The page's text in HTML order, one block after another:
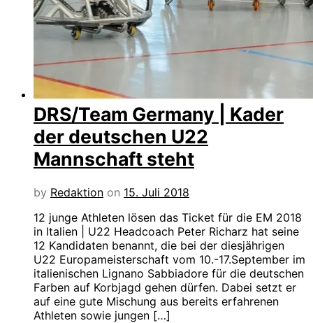
DRS/Team Germany | Kader
der deutschen U22
Mannschaft steht
by Redaktion on 15. Juli 2018
12 junge Athleten lösen das Ticket für die EM 2018
in Italien | U22 Headcoach Peter Richarz hat seine
12 Kandidaten benannt, die bei der diesjährigen
U22 Europameisterschaft vom 10.-17.September im
italienischen Lignano Sabbiadore für die deutschen
Farben auf Korbjagd gehen dürfen. Dabei setzt er
auf eine gute Mischung aus bereits erfahrenen
Athleten sowie jungen […]